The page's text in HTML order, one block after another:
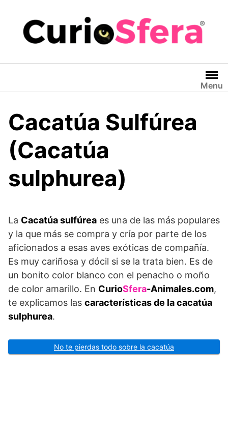
contenido
Menu
Cacatúa Sulfúrea
(Cacatúa
sulphurea)
La Cacatúa sulfúrea es una de las más populares
y la que más se compra y cría por parte de los
aficionados a esas aves exóticas de compañía.
Es muy cariñosa y dócil si se la trata bien. Es de
un bonito color blanco con el penacho o moño
de color amarillo. En CurioSfera-Animales.com,
te explicamos las características de la cacatúa
sulphurea.
No te pierdas todo sobre la cacatúa